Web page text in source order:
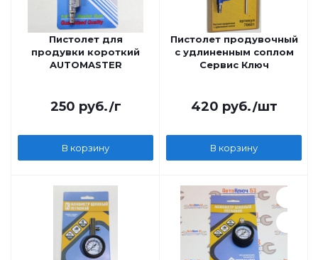
Пистолет для
продувки короткий
AUTOMASTER
250 руб./г
В корзину
Пистолет продувочный
с удлиненным соплом
Сервис Ключ
420 руб./шт
В корзину